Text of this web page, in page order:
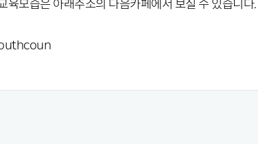
육모습은 아래주소의 다음카페에서 보실 수 있습니다.